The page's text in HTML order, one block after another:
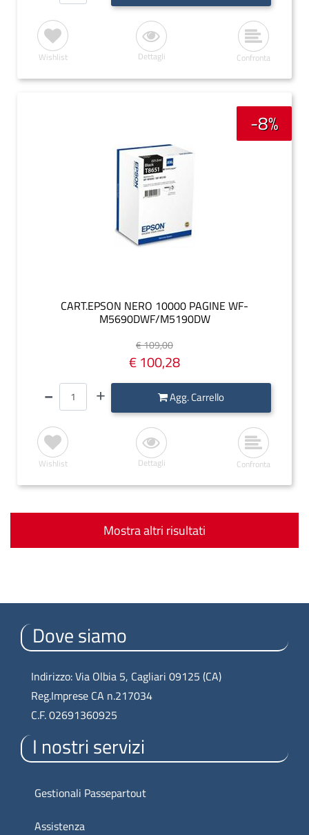
Wishlist Dettagli Confronta
-8%
CART.EPSON NERO 10000 PAGINE WF-
M5690DWF/M5190DW
€ 109,00
€ 100,28
QuantitàAgg. Carrello
Wishlist Dettagli Confronta
Mostra altri risultati
Dove siamo
Indirizzo: Via Olbia 5, Cagliari 09125 (CA)
Reg.Imprese CA n.217034
C.F. 02691360925
I nostri servizi
Gestionali Passepartout
Assistenza